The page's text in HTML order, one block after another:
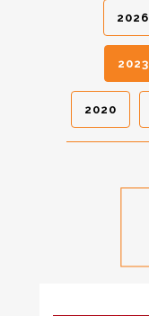
2026
2023
2020